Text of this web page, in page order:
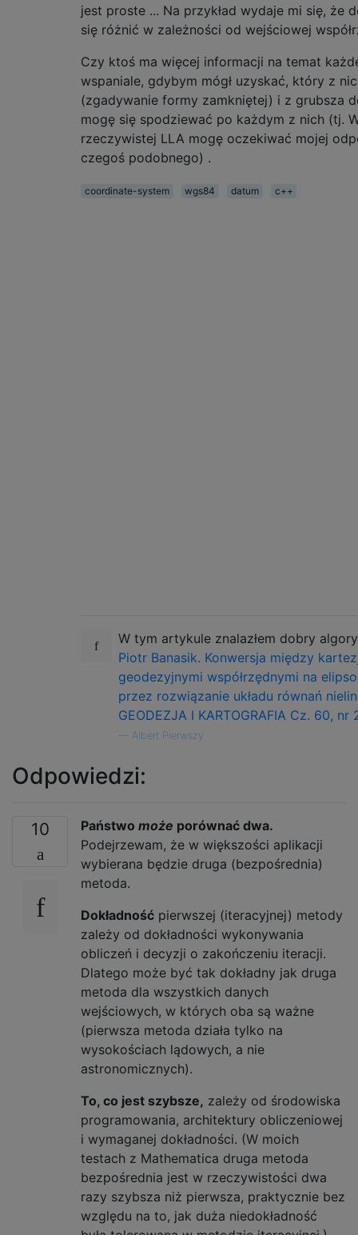
jest proste ... Na przykład wydaje mi się, że
się różnić w zależności od wejściowej
Czy ktoś ma więcej informacji na temat
wspaniale, gdybym mógł uzyskać, który z
(zgadywanie formy zamkniętej) i z grubsza
mogę się spodziewać po każdym z nich (tj.
rzeczywistej LLA mogę oczekiwać mojej
czegoś podobnego) .
coordinate-system wgs84 datum c++
W tym artykule znalazłem dobry
Piotr Banasik. Konwersja między
geodezyjnymi współrzędnymi na
przez rozwiązanie układu równań
GEODEZJA I KARTOGRAFIA Cz. 60, nr
Albert Pierwszy
Odpowiedzi:
10 Państwo może porównać dwa.
Podejrzewam, że w większości aplikacji
wybierana będzie druga (bezpośrednia)
metoda.
Dokładność pierwszej (iteracyjnej) metody
zależy od dokładności wykonywania
obliczeń i decyzji o zakończeniu iteracji.
Dlatego może być tak dokładny jak druga
metoda dla wszystkich danych
wejściowych, w których oba są ważne
(pierwsza metoda działa tylko na
wysokościach lądowych, a nie
astronomicznych).
To, co jest szybsze, zależy od środowiska
programowania, architektury obliczeniowej
i wymaganej dokładności. (W moich
testach z Mathematica druga metoda
bezpośrednia jest w rzeczywistości dwa
razy szybsza niż pierwsza, praktycznie bez
względu na to, jak duża niedokładność